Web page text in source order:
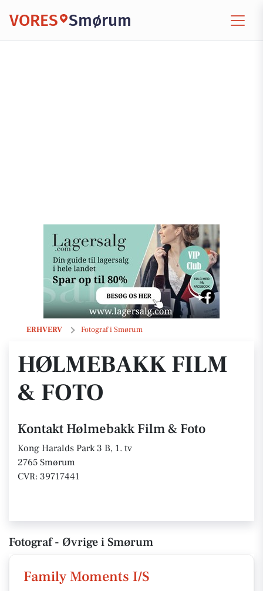
VORES Smørum
ERHVERV Fotograf i Smørum
Hølmebakk Film & Foto
HØLMEBAKK FILM
& FOTO
Kontakt Hølmebakk Film & Foto
Kong Haralds Park 3 B, 1. tv
2765 Smørum
CVR: 39717441
Fotograf - Øvrige i Smørum
Family Moments I/S